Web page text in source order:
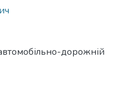
дорожній